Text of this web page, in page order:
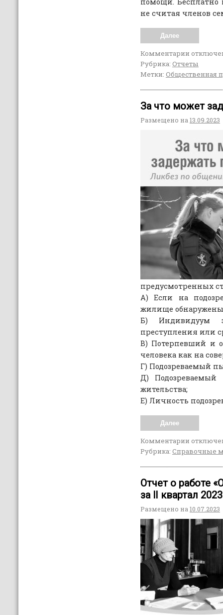
помощи.
не считая членов
Далее
Комментарии
Рубрика: Отчеты
Метки: Общественная
За что может
Размещено на13.09.2023
предусмотренных
А) Если на
жилище
Б) Индивидуум
преступления или
В) Потерпевший и
человека как на
Г) Подозреваемый
Д) Подозреваемый
жительства;
Е) Личность
Далее
Комментарии
Рубрика: Справочные
Отчет о работе
за lI квартал
Размещено на10.07.2023